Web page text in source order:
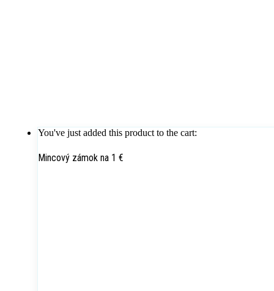
You've just added this product to the cart:
Mincový zámok na 1 €